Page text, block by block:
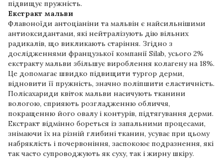
підвищує пружність.
Екстракт мальви
Флавоноїди антоціаніни та мальвін є найсильнішими
антиоксидантами, які нейтралізують дію вільних
радикалів, що викликають старіння. Згідно з
дослідженнями французької компанії Silab, усього 2%
екстракту мальви збільшує вироблення колагену на 18%.
Це допомагає швидко підвищити тургор дерми,
відновити її пружність, значно поліпшити еластичність.
Полісахариди квіток мальви насичують тканини
вологою, сприяють розгладженню обличчя,
покращенню його овалу і контурів, підтягування дерми.
Екстракт відмінно бореться із запальними процесами,
знімаючи їх на різній глибині тканин, усуває при цьому
набряклість і почервоніння, заспокоює подразнення, які
так часто супроводжують як суху, так і жирну шкіру.